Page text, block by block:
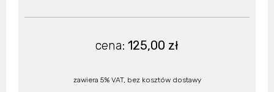
cena: 125,00 zł
zawiera 5% VAT, bez kosztów dostawy